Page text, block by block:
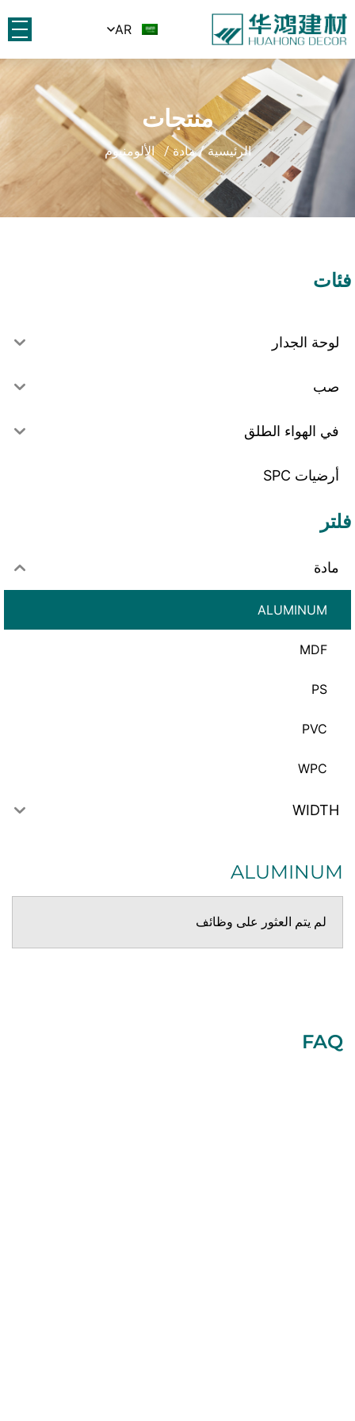
AR
منتجات
الرئيسية/مادة/ الألومنيوم
فئات
لوحة الجدار
صب
في الهواء الطلق
أرضيات SPC
فلتر
مادة
ALUMINUM
MDF
PS
PVC
WPC
WIDTH
ALUMINUM
لم يتم العثور على وظائف
FAQ